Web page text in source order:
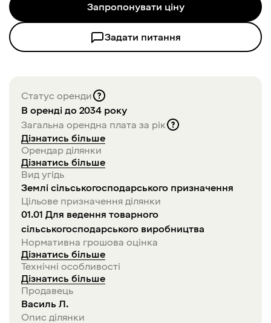
Запропонувати ціну
Задати питання
Статус оренди
В оренді до 2034 року
Загальна орендна плата за рік
Дізнатись більше
Орендар ділянки
Дізнатись більше
Вид угідь
Землі сільськогосподарського призначення
Цільове призначення ділянки
01.01 Для ведення товарного
сільськогосподарського виробництва
Нормативна грошова оцінка
Дізнатись більше
Технічні особливості
Дізнатись більше
Продавець
Василь Л.
Опис ділянки